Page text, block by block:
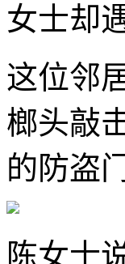
女士却
这位邻
榔头敲
的防盗
陈女士